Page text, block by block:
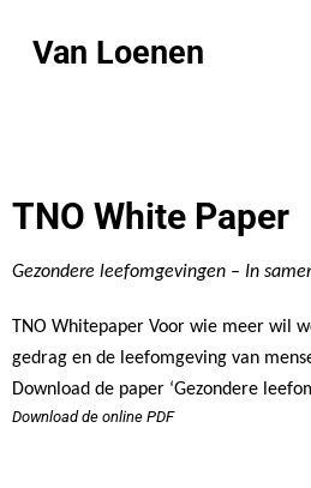
Van Loenen
TNO White Paper
Gezondere leefomgevingen – In
TNO Whitepaper Voor wie meer wil
gedrag en de leefomgeving van
Download de paper ‘Gezondere
Download de online PDF